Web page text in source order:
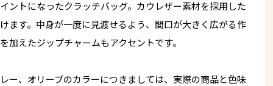
ントになったクラッチバッグ。カウレザー素材を採用した
ます。中身が一度に見渡せるよう、間口が大きく広がる作
加えたジップチャームもアクセントです。
ー、オリーブのカラーにつきましては、実際の商品と色味